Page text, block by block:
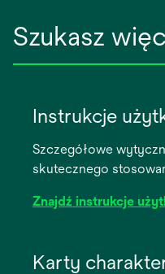
Szukasz
Instrukcje
Szczegółowe
skutecznego
Znajdź instrukcje
Karty